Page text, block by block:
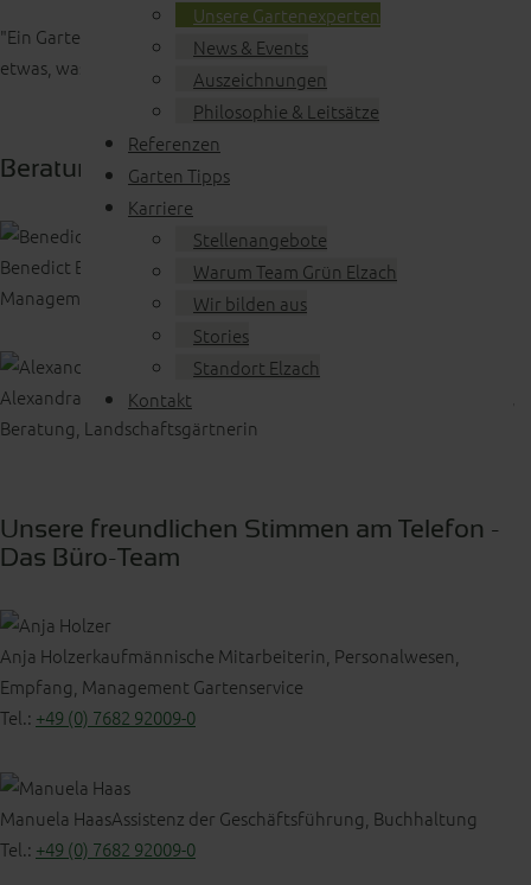
Unsere Gartenexperten
News & Events
Auszeichnungen
Philosophie & Leitsätze
Referenzen
Garten Tipps
Karriere
Stellenangebote
Warum Team Grün Elzach
Wir bilden aus
Stories
Standort Elzach
Kontakt
"Ein Garten lebt und verändert sich ständig. Eigentlich ist das
etwas, was Mensch und Garten miteinander verbindet."
Beratung / Planung
Benedict Bosler
Geschäftsführer, B. Eng. Landschaftsbau und –
Management, Zertifiziert für Qualitätsmanagement, Ausbilder
Alexandra BoslerB. Eng. Landschaftsarchitektur, Gartenplanung,
Beratung, Landschaftsgärtnerin
Unsere freundlichen Stimmen am Telefon -
Das Büro-Team
Anja Holzerkaufmännische Mitarbeiterin, Personalwesen,
Empfang, Management Gartenservice
Tel.: +49 (0) 7682 92009-0
Manuela HaasAssistenz der Geschäftsführung, Buchhaltung
Tel.: +49 (0) 7682 92009-0